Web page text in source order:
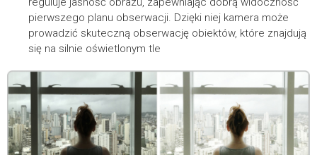
pierwszego planu obserwacji. Dzięki niej kamera może
prowadzić skuteczną obserwację obiektów, które znajdują
się na silnie oświetlonym tle